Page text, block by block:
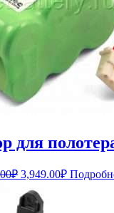
для
₽ Первоначальная
составляла
3,949.00₽Текущая